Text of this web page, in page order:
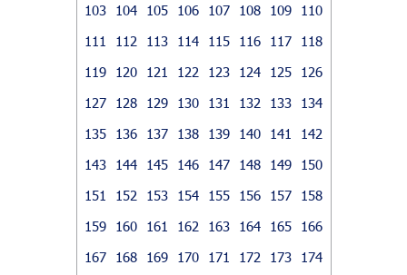
103
104 105 106 107 108 109
110
111
112 113 114 115 116 117
118
119
120 121 122 123 124 125
126
127
128 129 130 131 132 133
134
135
136 137 138 139 140 141
142
143
144 145 146 147 148 149
150
151
152 153 154 155 156 157
158
159
160 161 162 163 164 165
166
167
168 169 170 171 172 173
174